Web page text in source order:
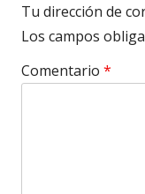
Tu dirección de
Los campos
Comentario *